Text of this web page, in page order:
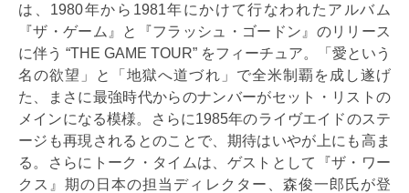
は、1980年から1981年にかけて行なわれたアルバム
『ザ・ゲーム』と『フラッシュ・ゴードン』のリリース
に伴う “THE GAME TOUR” をフィーチュア。「愛という
名の欲望」と「地獄へ道づれ」で全米制覇を成し遂げ
た、まさに最強時代からのナンバーがセット・リストの
メインになる模様。さらに1985年のライヴエイドのステ
ージも再現されるとのことで、期待はいやが上にも高ま
る。さらにトーク・タイムは、ゲストとして『ザ・ワー
クス』期の日本の担当ディレクター、森俊一郎氏が登